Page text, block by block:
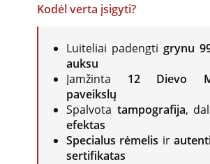
Kodėl verta įsigyti?
Luiteliai padengti grynu
auksu
Įamžinta
12 Dievo
paveikslų
Spalvota tampografija,
efektas
Specialus rėmelis ir
sertifikatas